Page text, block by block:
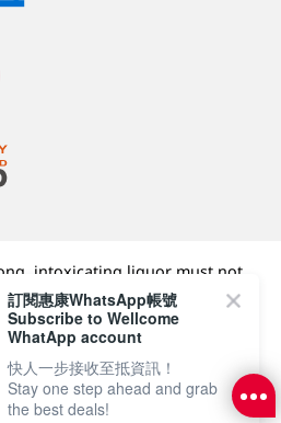
intoxicating liquor must not
(under 18) in the course of
中，向未成年人 (18 歲以下人士)
零售集團
訂閱惠康WhatsApp帳號
Subscribe to Wellcome
WhatApp account
快人一步接收至抵資訊！
Stay one step ahead and grab
the best deals!